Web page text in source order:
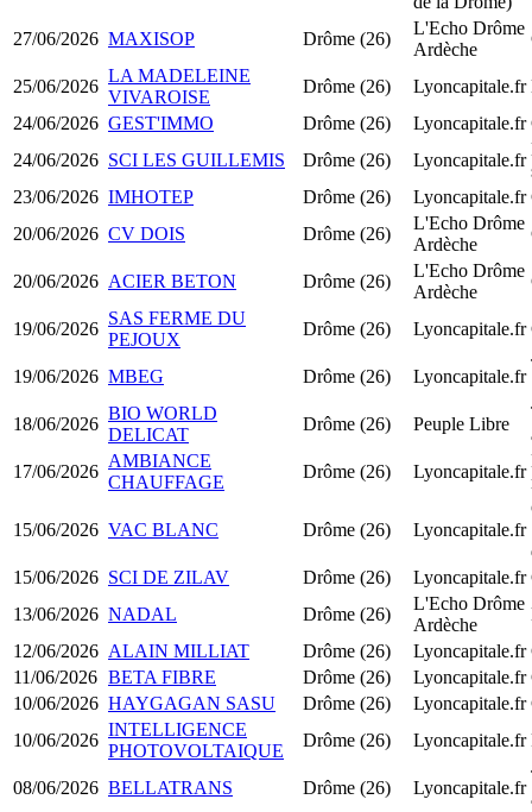
27/06/2026 MAXISOP Drôme (26)
L'Echo Drôme
Ardèche
25/06/2026
LA MADELEINE
VIVAROISE
Drôme (26) Lyoncapitale.fr
24/06/2026 GEST'IMMO Drôme (26) Lyoncapitale.fr
24/06/2026 SCI LES GUILLEMIS Drôme (26) Lyoncapitale.fr
23/06/2026 IMHOTEP Drôme (26) Lyoncapitale.fr
20/06/2026 CV DOIS Drôme (26)
L'Echo Drôme
Ardèche
20/06/2026 ACIER BETON Drôme (26)
L'Echo Drôme
Ardèche
19/06/2026
SAS FERME DU
PEJOUX
Drôme (26) Lyoncapitale.fr
19/06/2026 MBEG Drôme (26) Lyoncapitale.fr
18/06/2026
BIO WORLD
DELICAT
Drôme (26) Peuple Libre
17/06/2026
AMBIANCE
CHAUFFAGE
Drôme (26) Lyoncapitale.fr
15/06/2026 VAC BLANC Drôme (26) Lyoncapitale.fr
15/06/2026 SCI DE ZILAV Drôme (26) Lyoncapitale.fr
13/06/2026 NADAL Drôme (26)
L'Echo Drôme
Ardèche
12/06/2026 ALAIN MILLIAT Drôme (26) Lyoncapitale.fr
11/06/2026 BETA FIBRE Drôme (26) Lyoncapitale.fr
10/06/2026 HAYGAGAN SASU Drôme (26) Lyoncapitale.fr
10/06/2026
INTELLIGENCE
PHOTOVOLTAIQUE
Drôme (26) Lyoncapitale.fr
08/06/2026 BELLATRANS Drôme (26) Lyoncapitale.fr